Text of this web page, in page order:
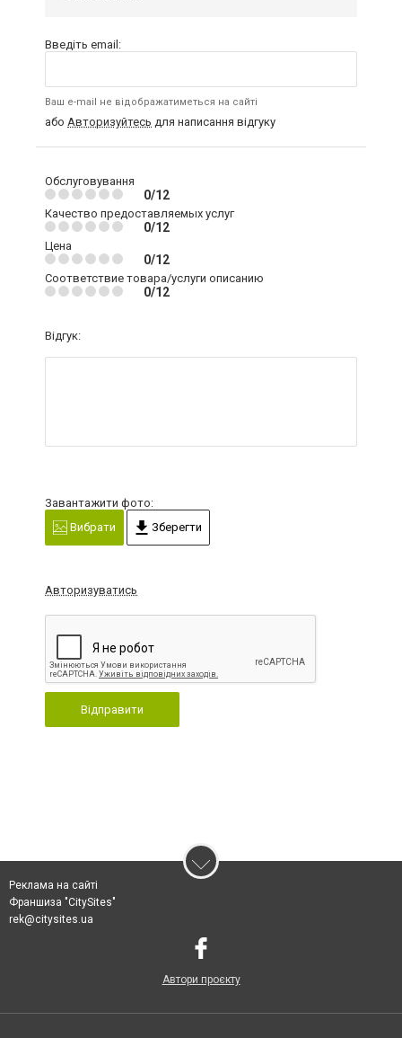
Введіть email:
Ваш e-mail не відображатиметься на сайті
або Авторизуйтесь для написання відгуку
Обслуговування
0/12
Качество предоставляемых услуг
0/12
Цена
0/12
Соответствие товара/услуги описанию
0/12
Відгук:
Завантажити фото:
Вибрати
Зберегти
Авторизуватись
Відправити
Реклама на сайті
Франшиза "CitySites"
rek@citysites.ua
Автори проєкту